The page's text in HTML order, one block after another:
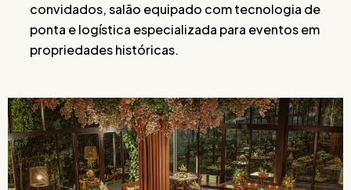
convidados, salão equipado com tecnologia de
ponta e logística especializada para eventos em
propriedades históricas.